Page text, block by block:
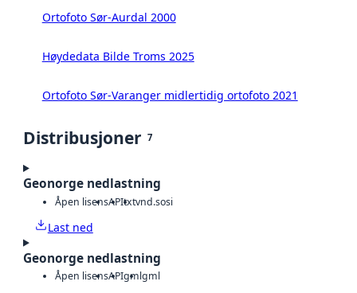
Ortofoto Sør-Aurdal 2000
Høydedata Bilde Troms 2025
Ortofoto Sør-Varanger midlertidig ortofoto 2021
Distribusjoner 7
Geonorge nedlastning
Åpen lisensAPItxtvnd.sosi
Last ned
Geonorge nedlastning
Åpen lisensAPIgmlgml